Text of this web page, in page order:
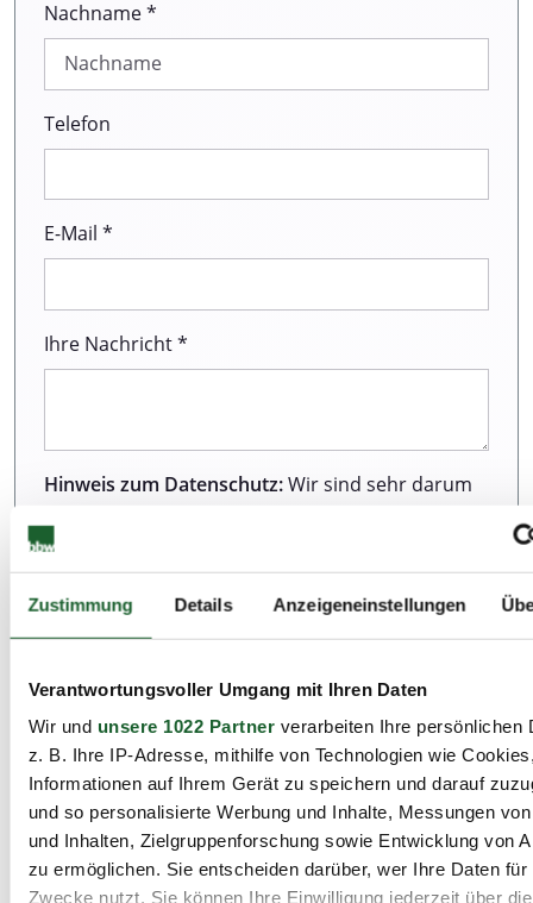
Zustimmung Details Anzeigeneinstellungen
Verantwortungsvoller Umgang mit Ihren Daten
Wir und unsere 1022 Partnerverarbeiten Ihre persönlichen
z. B. Ihre IP-Adresse, mithilfe von Technologien wie
Informationen auf Ihrem Gerät zu speichern und darauf
und so personalisierte Werbung und Inhalte, Messungen
und Inhalten, Zielgruppenforschung sowie Entwicklung von
zu ermöglichen. Sie entscheiden darüber, wer Ihre Daten für
Zwecke nutzt. Sie können Ihre Einwilligung jederzeit über
Nachname *
Telefon
E-Mail *
Ihre Nachricht *
Hinweis zum Datenschutz:Wir sind sehr darum
unserer Webseite einen ausgezeichneten Service
zu bieten. Dazu gehört auch der Schutz Ihrer
Daten. Weitere Informationen zur Erhebung und
Verarbeitung personenbezogener Daten können
Ich habe die Datenschutzbestimmungen zur
Kenntnis genommen.*